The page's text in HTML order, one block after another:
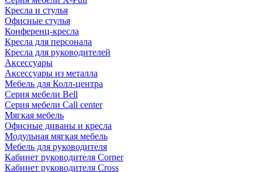
Кресла и стулья
Офисные стулья
Конференц-кресла
Кресла для персонала
Кресла для руководителей
Аксессуары
Аксессуары из металла
Мебель для Колл-центра
Серия мебели Bell
Серия мебели Call center
Мягкая мебель
Офисные диваны и кресла
Модульная мягкая мебель
Мебель для руководителя
Кабинет руководителя Corner
Кабинет руководителя Cross